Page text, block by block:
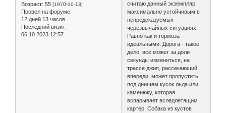
Возраст: 55 [1970-10-13]
Провел на форуме:
12 дней 13 часов
Последний визит:
06.10.2023 12:57
считаю данный экземпляр
максимально устойчивым в
непредсказуемых
черезвычайных ситуациях.
Равно как и тормоза
идеальными. Дорога - такое
дело, всё может за доли
секунды измениться, на
трассе джип, рассекающий
впереди, может пропустить
под днищем кусок льда или
каменюку, которая
вспарывает вследлетящим
картер. Собака из кустов